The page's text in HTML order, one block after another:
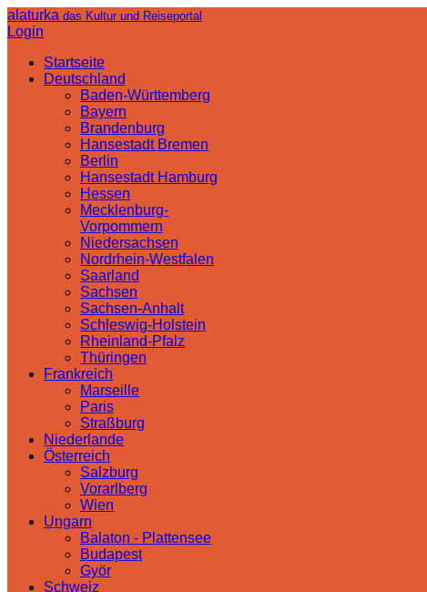
alaturka das Kultur und Reiseportal
Login
Startseite
Deutschland
Baden-Württemberg
Bayern
Brandenburg
Hansestadt Bremen
Berlin
Hansestadt Hamburg
Hessen
Mecklenburg-
Vorpommern
Niedersachsen
Nordrhein-Westfalen
Saarland
Sachsen
Sachsen-Anhalt
Schleswig-Holstein
Rheinland-Pfalz
Thüringen
Frankreich
Marseille
Paris
Straßburg
Niederlande
Österreich
Salzburg
Vorarlberg
Wien
Ungarn
Balaton - Plattensee
Budapest
Györ
Schweiz